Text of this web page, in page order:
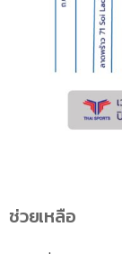
ช่วยเหลือ